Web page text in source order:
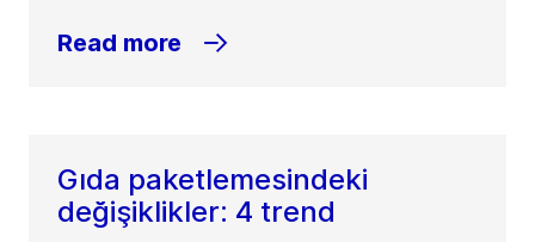
Read more
Gıda paketlemesindeki
değişiklikler: 4 trend